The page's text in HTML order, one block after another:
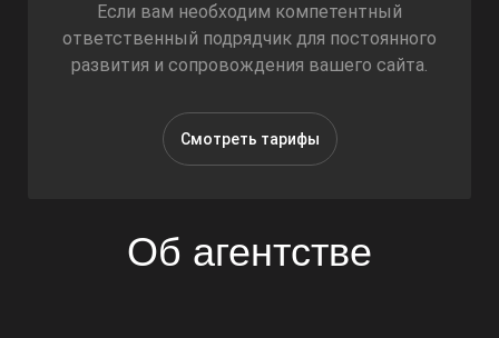
Если вам необходим компетентный
ответственный подрядчик для постоянного
развития и сопровождения вашего сайта.
Смотреть тарифы
Об агентстве